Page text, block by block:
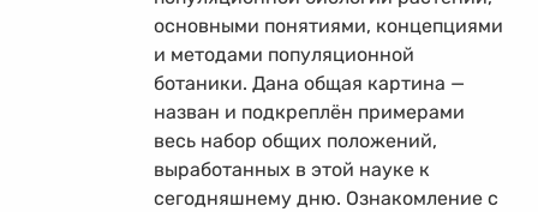
основными понятиями, концепциями
и методами популяционной
ботаники. Дана общая картина —
назван и подкреплён примерами
весь набор общих положений,
выработанных в этой науке к
сегодняшнему дню. Ознакомление с